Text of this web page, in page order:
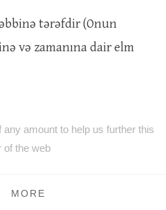
tərəfdir (Onun
və zamanına dair elm
amount to help us further this
of the web
MORE